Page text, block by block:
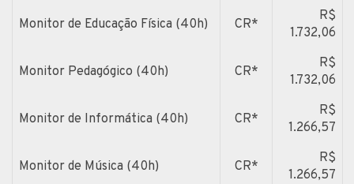
Monitor de Educação Física (40h) CR*
R$
1.732,06
Monitor Pedagógico (40h) CR*
R$
1.732,06
Monitor de Informática (40h) CR*
R$
1.266,57
Monitor de Música (40h) CR*
R$
1.266,57